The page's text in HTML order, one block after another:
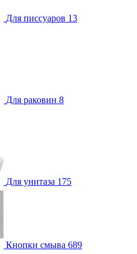
Для писсуаров 13
Для раковин 8
Для унитаза 175
Кнопки смыва 689